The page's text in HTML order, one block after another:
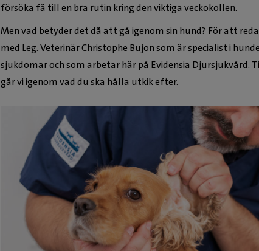
försöka få till en bra rutin kring den viktiga veckokollen.
Men vad betyder det då att gå igenom sin hund? För att
med Leg. Veterinär Christophe Bujon som är specialist i
sjukdomar och som arbetar här på Evidensia Djursjukvård.
går vi igenom vad du ska hålla utkik efter.